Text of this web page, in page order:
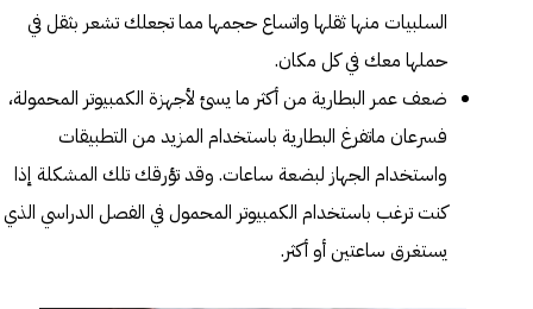
السلبيات منها ثقلها واتساع حجمها مما تجعلك تشعر بثقل في
حملها معك في كل مكان.
ضعف عمر البطارية من أكثر ما يسئ لأجهزة الكمبيوتر المحمولة،
فسرعان ماتفرغ البطارية باستخدام المزيد من التطبيقات
واستخدام الجهاز لبضعة ساعات. وقد تؤرقك تلك المشكلة إذا
كنت ترغب باستخدام الكمبيوتر المحمول في الفصل الدراسي الذي
يستغرق ساعتين أو أكثر.